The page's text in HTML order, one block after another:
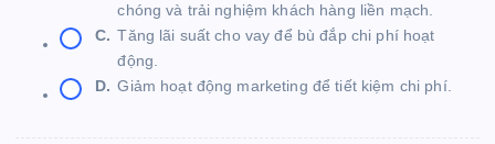
chóng và trải nghiệm khách hàng liền mạch.
C. Tăng lãi suất cho vay để bù đắp chi phí hoạt
động.
D. Giảm hoạt động marketing để tiết kiệm chi phí.